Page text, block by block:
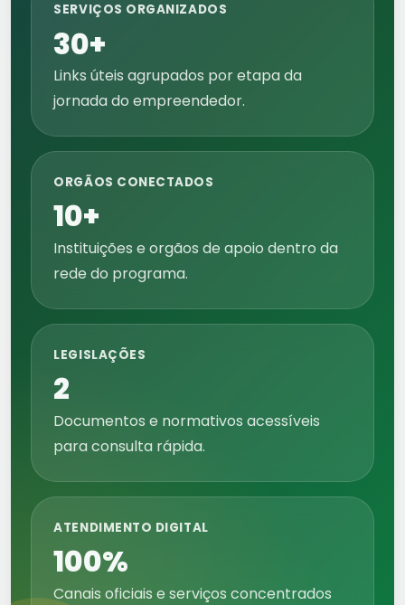
SERVIÇOS ORGANIZADOS
30+
Links úteis agrupados por etapa da
jornada do empreendedor.
ORGÃOS CONECTADOS
10+
Instituições e orgãos de apoio dentro da
rede do programa.
LEGISLAÇÕES
2
Documentos e normativos acessíveis
para consulta rápida.
ATENDIMENTO DIGITAL
100%
Canais oficiais e serviços concentrados